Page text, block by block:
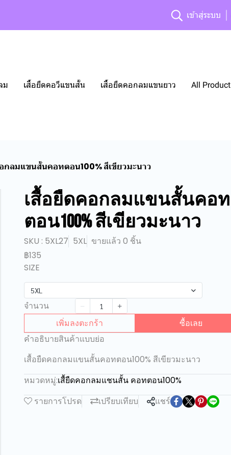
เข้าสู่ระบบ
ม เสื้อยืดคอวีแขนสั้น เสื้อยืดคอกลมแขนยาว All Product
กลมแขนสั้นคอทตอน100% สีเขียวมะนาว
เสื้อยืดคอกลมแขนสั้นคอท
ตอน100% สีเขียวมะนาว
SKU : 5XL27 5XL ขายแล้ว 0 ชิ้น
฿135
SIZE
5XL
จำนวน
เพิ่มลงตะกร้า ซื้อเลย
คำอธิบายสินค้าแบบย่อ
เสื้อยืดคอกลมแขนสั้นคอทตอน100% สีเขียวมะนาว
หมวดหมู่:เสื้ยืดคอกลมแชนสั้น คอทตอน100%
รายการโปรด
เปรียบเทียบ แชร์